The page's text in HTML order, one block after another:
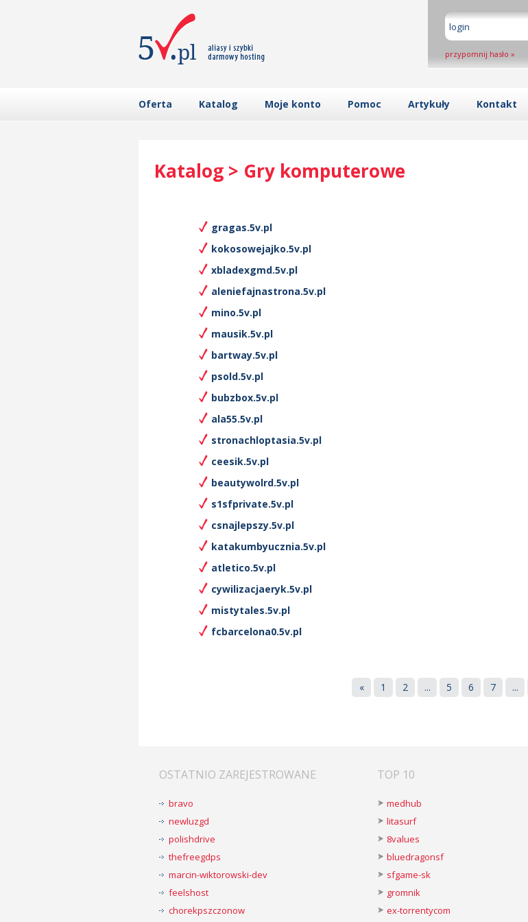
przypomnij hasło »
Oferta Katalog Moje konto Pomoc Artykuły Kontakt
Katalog > Gry komputerowe
gragas.5v.pl
kokosowejajko.5v.pl
xbladexgmd.5v.pl
aleniefajnastrona.5v.pl
mino.5v.pl
mausik.5v.pl
bartway.5v.pl
psold.5v.pl
bubzbox.5v.pl
ala55.5v.pl
stronachloptasia.5v.pl
ceesik.5v.pl
beautywolrd.5v.pl
s1sfprivate.5v.pl
csnajlepszy.5v.pl
katakumbyucznia.5v.pl
atletico.5v.pl
cywilizacjaeryk.5v.pl
mistytales.5v.pl
fcbarcelona0.5v.pl
« 1 2 ... 5 6 7 ...
OSTATNIO ZAREJESTROWANE
bravo
newluzgd
polishdrive
thefreegdps
marcin-wiktorowski-dev
feelshost
chorekpszczonow
TOP 10
medhub
litasurf
8values
bluedragonsf
sfgame-sk
gromnik
ex-torrentycom